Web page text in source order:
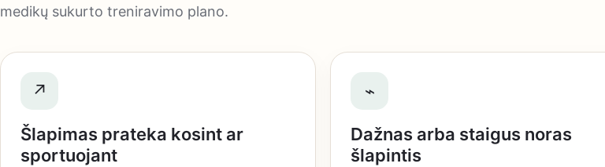
medikų sukurto treniravimo plano.
↗
Šlapimas prateka kosint ar
sportuojant
⌁
Dažnas arba staigus noras
šlapintis